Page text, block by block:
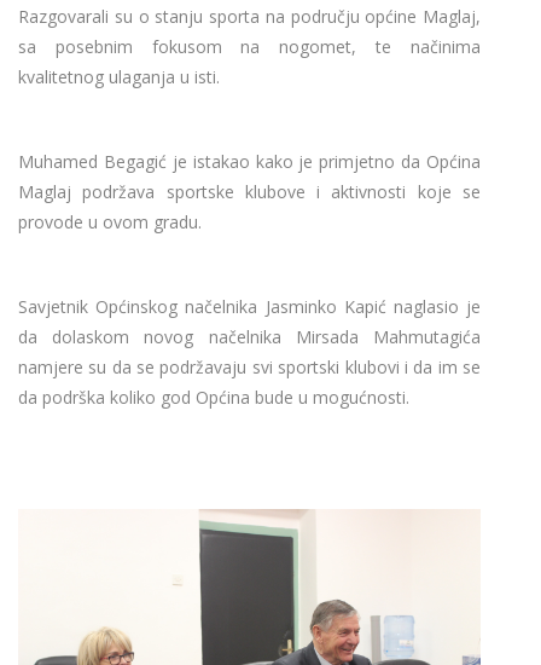
Razgovarali su o stanju sporta na području općine Maglaj,
sa posebnim fokusom na nogomet, te načinima
kvalitetnog ulaganja u isti.
Muhamed Begagić je istakao kako je primjetno da Općina
Maglaj podržava sportske klubove i aktivnosti koje se
provode u ovom gradu.
Savjetnik Općinskog načelnika Jasminko Kapić naglasio je
da dolaskom novog načelnika Mirsada Mahmutagića
namjere su da se podržavaju svi sportski klubovi i da im se
da podrška koliko god Općina bude u mogućnosti.